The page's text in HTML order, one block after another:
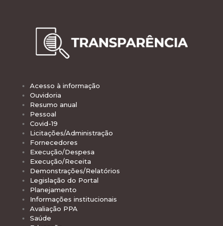
Acesso à informação
Ouvidoria
Resumo anual
Pessoal
Covid-19
Licitações/Administração
Fornecedores
Execução/Despesa
Execução/Receita
Demonstrações/Relatórios
Legislação do Portal
Planejamento
Informações institucionais
Avaliação PPA
Saúde